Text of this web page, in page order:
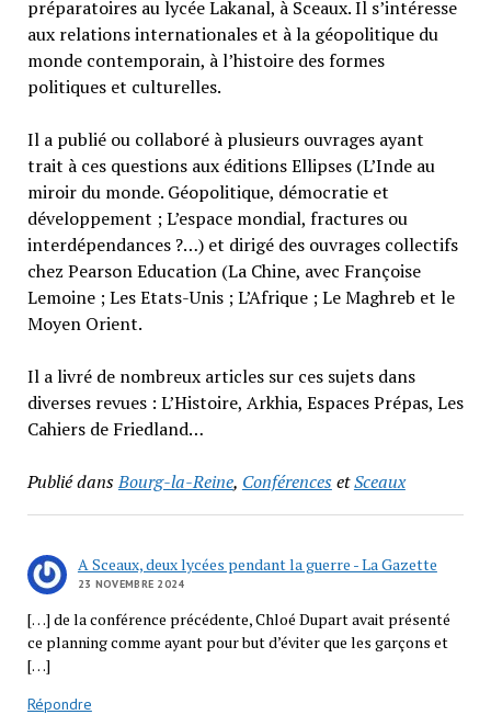
préparatoires au lycée Lakanal, à Sceaux. Il s’intéresse
aux relations internationales et à la géopolitique du
monde contemporain, à l’histoire des formes
politiques et culturelles.
Il a publié ou collaboré à plusieurs ouvrages ayant
trait à ces questions aux éditions Ellipses (L’Inde au
miroir du monde. Géopolitique, démocratie et
développement ; L’espace mondial, fractures ou
interdépendances ?…) et dirigé des ouvrages collectifs
chez Pearson Education (La Chine, avec Françoise
Lemoine ; Les Etats-Unis ; L’Afrique ; Le Maghreb et le
Moyen Orient.
Il a livré de nombreux articles sur ces sujets dans
diverses revues : L’Histoire, Arkhia, Espaces Prépas, Les
Cahiers de Friedland…
Publié dansBourg-la-Reine, ConférencesetSceaux
A Sceaux, deux lycées pendant la guerre - La Gazette
23 NOVEMBRE 2024
[…] de la conférence précédente, Chloé Dupart avait présenté
ce planning comme ayant pour but d’éviter que les garçons et
[…]
Répondre